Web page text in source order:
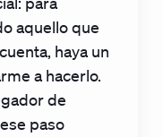
aquello que
haya un
a hacerlo.
de
paso